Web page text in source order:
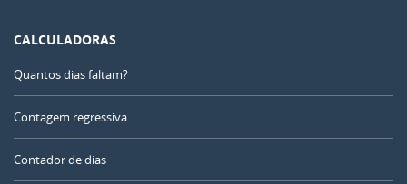
CALCULADORAS
Quantos dias faltam?
Contagem regressiva
Contador de dias